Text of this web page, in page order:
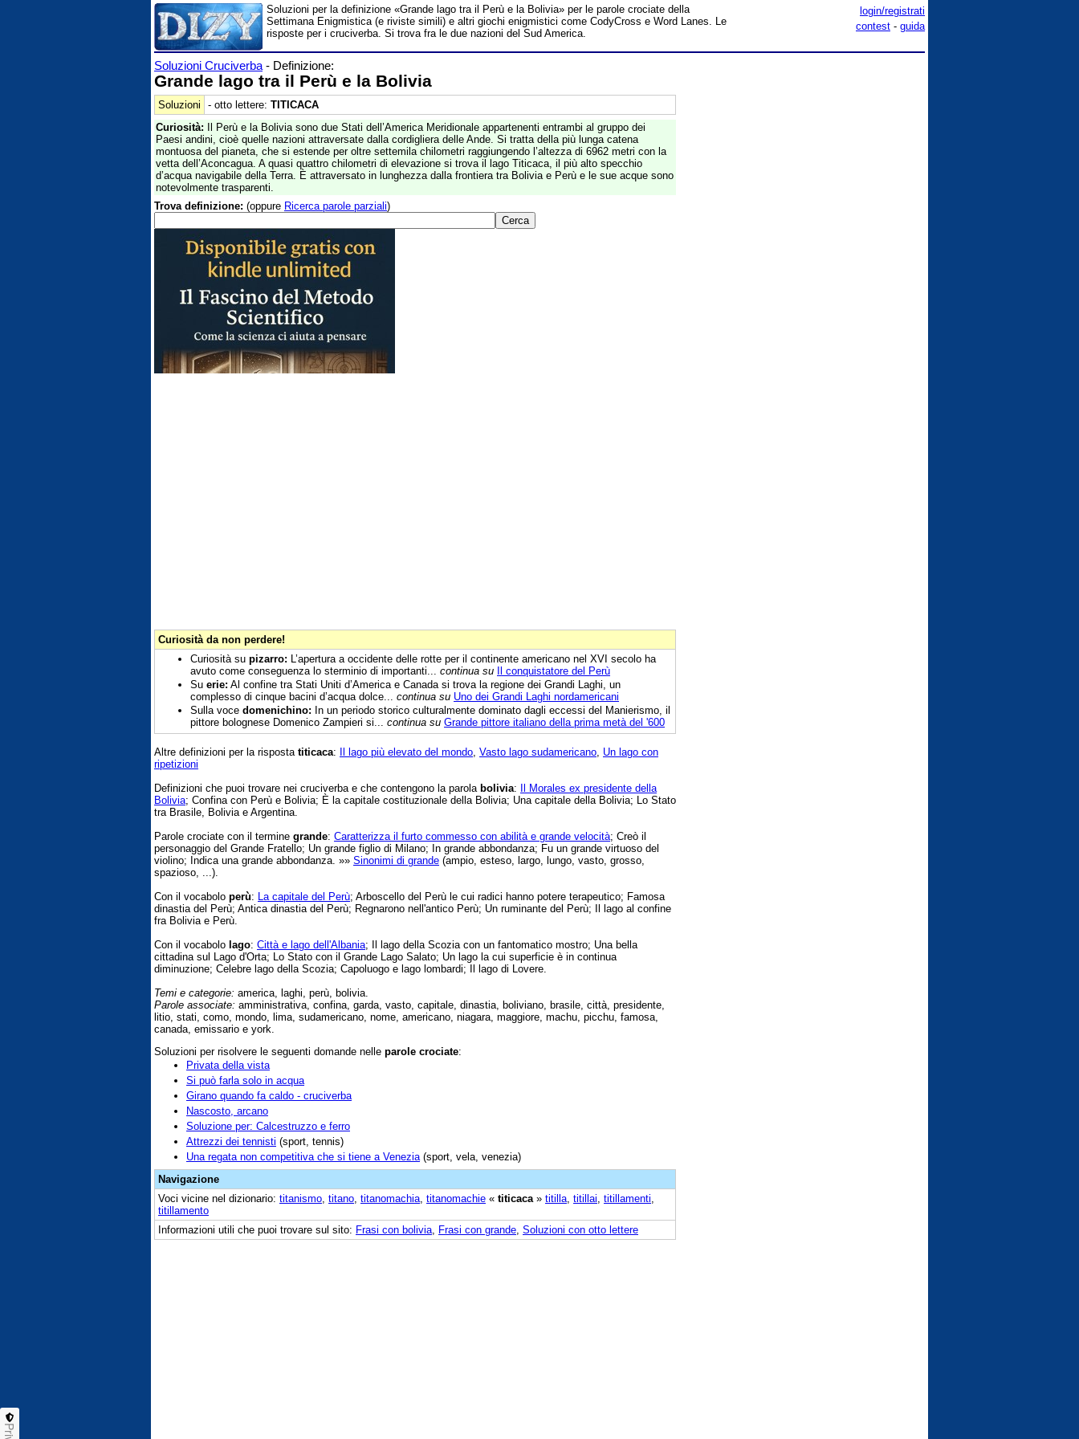
login/registrati
contest - guida
Soluzioni per la definizione «Grande lago tra il Perù e la Bolivia» per le parole crociate della
Settimana Enigmistica (e riviste simili) e altri giochi enigmistici come CodyCross e Word Lanes. Le
risposte per i cruciverba. Si trova fra le due nazioni del Sud America.
Soluzioni Cruciverba - Definizione:
Grande lago tra il Perù e la Bolivia
Soluzioni - otto lettere: TITICACA
Curiosità: Il Perù e la Bolivia sono due Stati dell’America Meridionale appartenenti entrambi al gruppo dei
Paesi andini, cioè quelle nazioni attraversate dalla cordigliera delle Ande. Si tratta della più lunga catena
montuosa del pianeta, che si estende per oltre settemila chilometri raggiungendo l’altezza di 6962 metri con la
vetta dell’Aconcagua. A quasi quattro chilometri di elevazione si trova il lago Titicaca, il più alto specchio
d’acqua navigabile della Terra. È attraversato in lunghezza dalla frontiera tra Bolivia e Perù e le sue acque sono
notevolmente trasparenti.
Trova definizione: (oppure Ricerca parole parziali)
Curiosità da non perdere!
Curiosità su pizarro: L’apertura a occidente delle rotte per il continente americano nel XVI secolo ha
avuto come conseguenza lo sterminio di importanti... continua su Il conquistatore del Perù
Su erie: Al confine tra Stati Uniti d’America e Canada si trova la regione dei Grandi Laghi, un
complesso di cinque bacini d’acqua dolce... continua su Uno dei Grandi Laghi nordamericani
Sulla voce domenichino: In un periodo storico culturalmente dominato dagli eccessi del Manierismo, il
pittore bolognese Domenico Zampieri si... continua su Grande pittore italiano della prima metà del '600
Altre definizioni per la risposta titicaca: Il lago più elevato del mondo Vasto lago sudamericano Un lago con
ripetizioni
Definizioni che puoi trovare nei cruciverba e che contengono la parola bolivia: Il Morales ex presidente della
Bolivia; Confina con Perù e Bolivia; È la capitale costituzionale della Bolivia; Una capitale della Bolivia; Lo Stato
tra Brasile, Bolivia e Argentina.
Parole crociate con il termine grande: Caratterizza il furto commesso con abilità e grande velocità; Creò il
personaggio del Grande Fratello; Un grande figlio di Milano; In grande abbondanza; Fu un grande virtuoso del
violino; Indica una grande abbondanza. »» Sinonimi di grande (ampio, esteso, largo, lungo, vasto, grosso,
spazioso, ...).
Con il vocabolo perù: La capitale del Perù; Arboscello del Perù le cui radici hanno potere terapeutico; Famosa
dinastia del Perù; Antica dinastia del Perù; Regnarono nell'antico Perù; Un ruminante del Perù; Il lago al confine
fra Bolivia e Perù.
Con il vocabolo lago: Città e lago dell'Albania; Il lago della Scozia con un fantomatico mostro; Una bella
cittadina sul Lago d'Orta; Lo Stato con il Grande Lago Salato; Un lago la cui superficie è in continua
diminuzione; Celebre lago della Scozia; Capoluogo e lago lombardi; Il lago di Lovere.
Temi e categorie: america, laghi, perù, bolivia.
Parole associate: amministrativa, confina, garda, vasto, capitale, dinastia, boliviano, brasile, città, presidente,
litio, stati, como, mondo, lima, sudamericano, nome, americano, niagara, maggiore, machu, picchu, famosa,
canada, emissario e york.
Soluzioni per risolvere le seguenti domande nelle parole crociate:
Privata della vista
Si può farla solo in acqua
Girano quando fa caldo - cruciverba
Nascosto, arcano
Soluzione per: Calcestruzzo e ferro
Attrezzi dei tennisti (sport, tennis)
Una regata non competitiva che si tiene a Venezia (sport, vela, venezia)
Navigazione
Voci vicine nel dizionario: titanismo titano titanomachia titanomachie « titicaca » titilla titillai titillamenti
titillamento
Informazioni utili che puoi trovare sul sito: Frasi con bolivia Frasi con grande Soluzioni con otto lettere